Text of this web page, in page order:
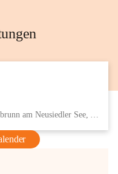
Eisenstädter Straße 18, 7091 Breitenbrunn am Neusiedler See, AUT